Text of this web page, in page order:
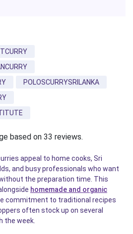
POLOSCURRYSRILANKA
based on 33 reviews.
appeal to home cooks, Sri
and busy professionals who want
the preparation time. This
homemade and organic
commitment to traditional recipes
often stock up on several
the week.